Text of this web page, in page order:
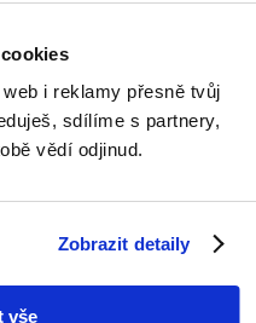
i reklamy přesně tvůj
sdílíme s partnery,
vědí odjinud.
Zobrazit detaily
vše